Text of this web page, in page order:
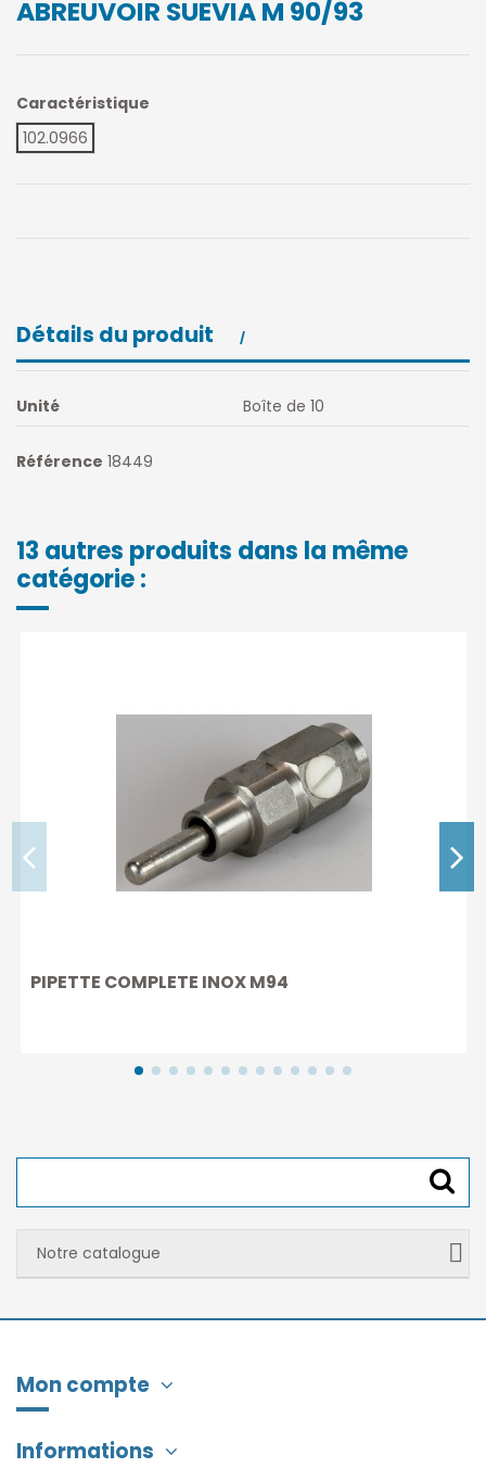
ABREUVOIR SUEVIA M 90/93
Caractéristique
102.0966
Détails du produit
Unité Boîte de 10
Référence 18449
13 autres produits dans la même
catégorie :
PIPETTE COMPLETE INOX M94
Notre catalogue
Mon compte
Informations